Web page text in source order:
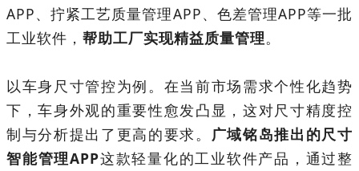
APP、拧紧工艺质量管理APP、色差管理APP等一批
工业软件， 帮助工厂实现精益质量管理。
以车身尺寸管控为例。在当前市场需求个性化趋势
下，车身外观的重要性愈发凸显，这对尺寸精度控
制与分析提出了更高的要求。 广域铭岛推出的尺寸
智能管理APP这款轻量化的工业软件产品，通过整